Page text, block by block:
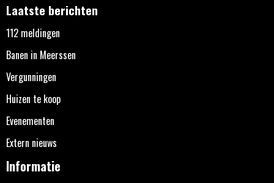
Laatste berichten
112 meldingen
Banen in Meerssen
Vergunningen
Huizen te koop
Evenementen
Extern nieuws
Informatie